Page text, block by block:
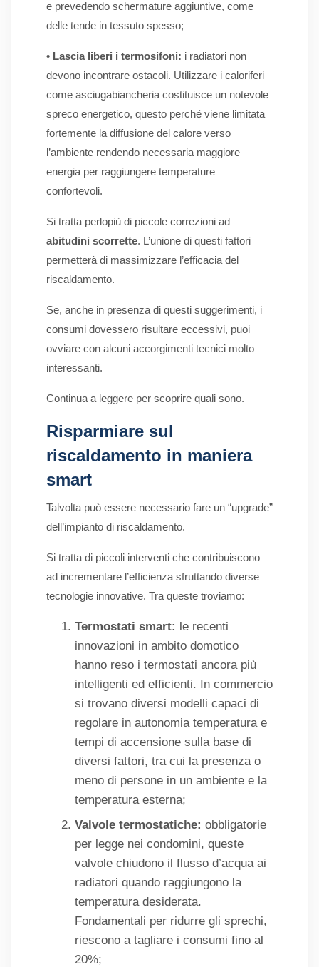
e prevedendo schermature aggiuntive, come
delle tende in tessuto spesso;
• Lascia liberi i termosifoni: i radiatori non
devono incontrare ostacoli. Utilizzare i caloriferi
come asciugabiancheria costituisce un notevole
spreco energetico, questo perché viene limitata
fortemente la diffusione del calore verso
l’ambiente rendendo necessaria maggiore
energia per raggiungere temperature
confortevoli.
Si tratta perlopiù di piccole correzioni ad
abitudini scorrette. L’unione di questi fattori
permetterà di massimizzare l’efficacia del
riscaldamento.
Se, anche in presenza di questi suggerimenti, i
consumi dovessero risultare eccessivi, puoi
ovviare con alcuni accorgimenti tecnici molto
interessanti.
Continua a leggere per scoprire quali sono.
Risparmiare sul
riscaldamento in maniera
smart
Talvolta può essere necessario fare un “upgrade”
dell’impianto di riscaldamento.
Si tratta di piccoli interventi che contribuiscono
ad incrementare l’efficienza sfruttando diverse
tecnologie innovative. Tra queste troviamo:
Termostati smart: le recenti
innovazioni in ambito domotico
hanno reso i termostati ancora più
intelligenti ed efficienti. In commercio
si trovano diversi modelli capaci di
regolare in autonomia temperatura e
tempi di accensione sulla base di
diversi fattori, tra cui la presenza o
meno di persone in un ambiente e la
temperatura esterna;
Valvole termostatiche: obbligatorie
per legge nei condomini, queste
valvole chiudono il flusso d’acqua ai
radiatori quando raggiungono la
temperatura desiderata.
Fondamentali per ridurre gli sprechi,
riescono a tagliare i consumi fino al
20%;